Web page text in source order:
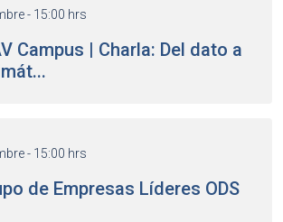
- 15:00 hrs
Campus | Charla: Del dato a
- 15:00 hrs
de Empresas Líderes ODS